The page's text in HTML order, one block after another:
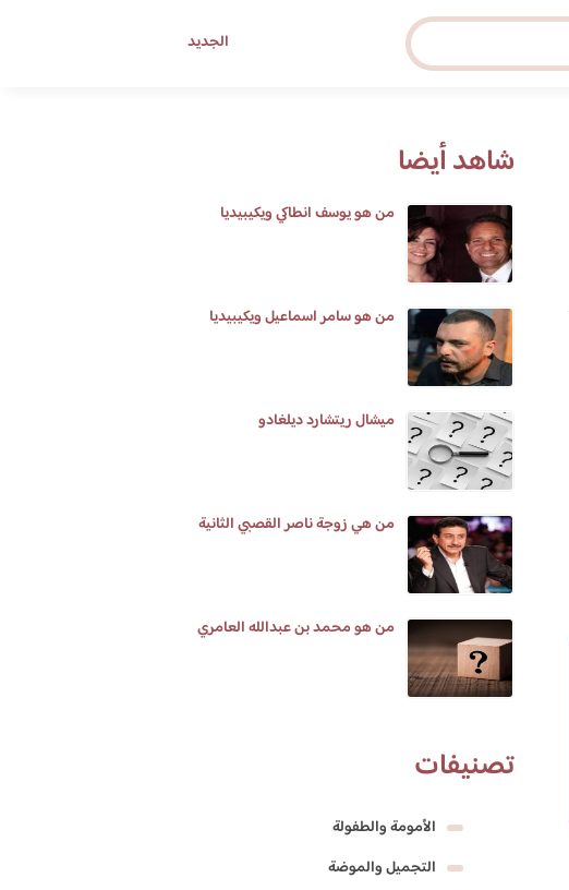
الجديد
شاهد أيضا
من هو يوسف انطاكي ويكيبيديا
من هو سامر اسماعيل ويكيبيديا
ميشال ريتشارد ديلغادو
من هي زوجة ناصر القصبي الثانية
من هو محمد بن عبدالله العامري
تصنيفات
الأمومة والطفولة
التجميل والموضة